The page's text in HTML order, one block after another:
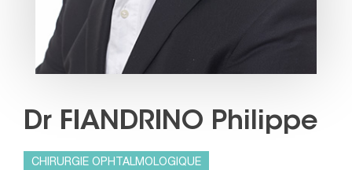
Dr FIANDRINO Philippe
CHIRURGIE OPHTALMOLOGIQUE